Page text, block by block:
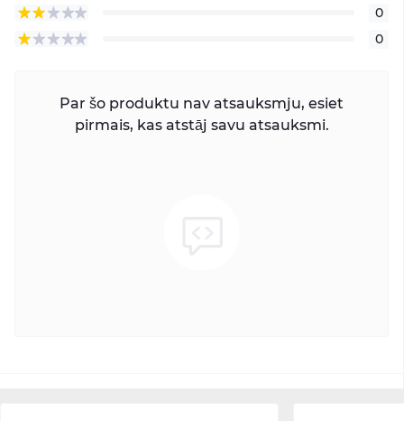
0
0
Par šo produktu nav atsauksmju, esiet
pirmais, kas atstāj savu atsauksmi.